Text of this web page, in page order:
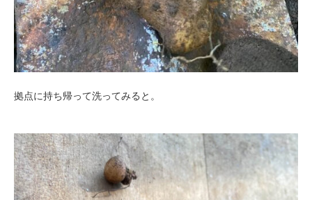
拠点に持ち帰って洗ってみると。